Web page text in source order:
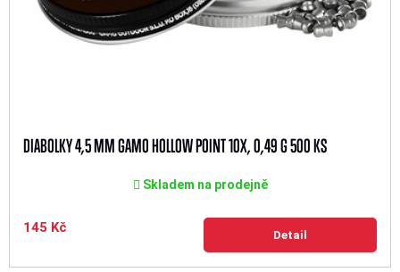
DIABOLKY 4,5 MM GAMO HOLLOW POINT 10X, 0,49 G 500 KS
Skladem na prodejně
145 Kč Detail